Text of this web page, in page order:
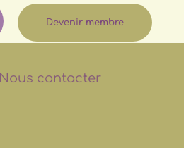
Devenir membre
Nous contacter